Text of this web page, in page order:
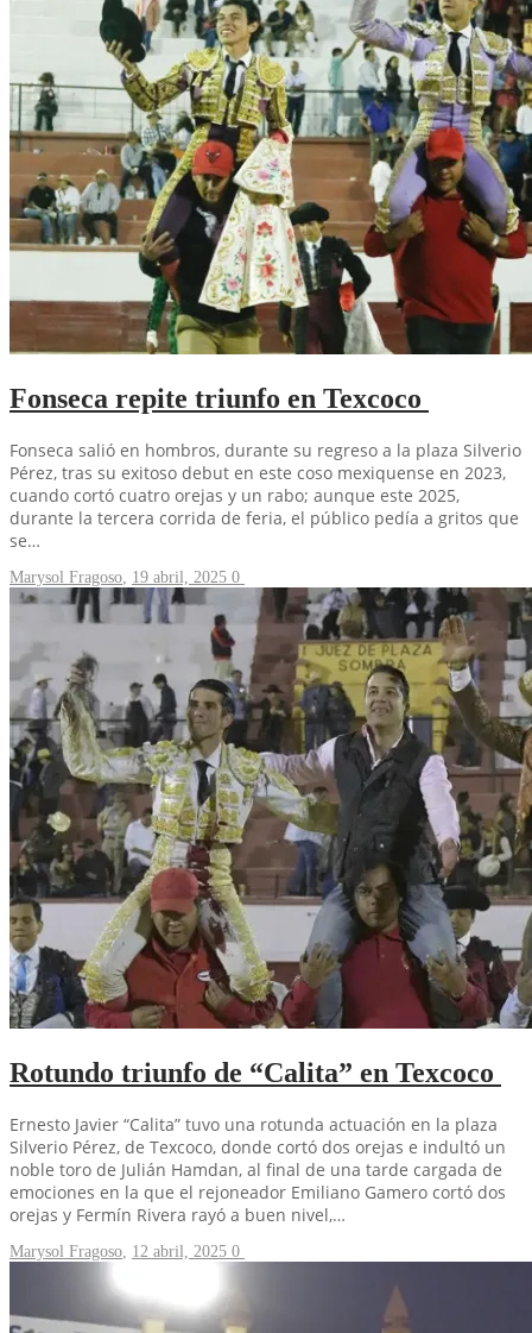
Fonseca repite triunfo en Texcoco
Fonseca salió en hombros, durante su regreso a la plaza Silverio
Pérez, tras su exitoso debut en este coso mexiquense en 2023,
cuando cortó cuatro orejas y un rabo; aunque este 2025,
durante la tercera corrida de feria, el público pedía a gritos que
se…
Marysol Fragoso 19 abril, 2025 0
Rotundo triunfo de “Calita” en Texcoco
Ernesto Javier “Calita” tuvo una rotunda actuación en la plaza
Silverio Pérez, de Texcoco, donde cortó dos orejas e indultó un
noble toro de Julián Hamdan, al final de una tarde cargada de
emociones en la que el rejoneador Emiliano Gamero cortó dos
orejas y Fermín Rivera rayó a buen nivel,…
Marysol Fragoso 12 abril, 2025 0